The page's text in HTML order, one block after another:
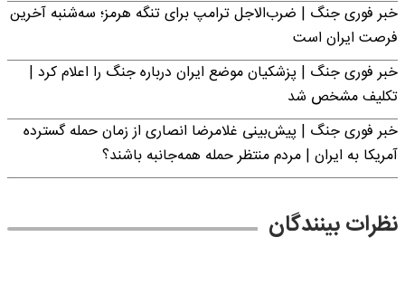
خبر فوری جنگ | ضرب‌الاجل ترامپ برای تنگه هرمز؛ سه‌شنبه آخرین
فرصت ایران است
خبر فوری جنگ | پزشکیان موضع ایران درباره جنگ را اعلام کرد |
تکلیف مشخص شد
خبر فوری جنگ | پیش‌بینی غلامرضا انصاری از زمان حمله گسترده
آمریکا به ایران | مردم منتظر حمله همه‌جانبه باشند؟
نظرات بینندگان